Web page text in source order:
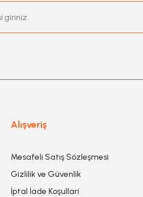
Alışveriş
Mesafeli Satış Sözleşmesi
Gizlilik ve Güvenlik
İptal İade Koşullari